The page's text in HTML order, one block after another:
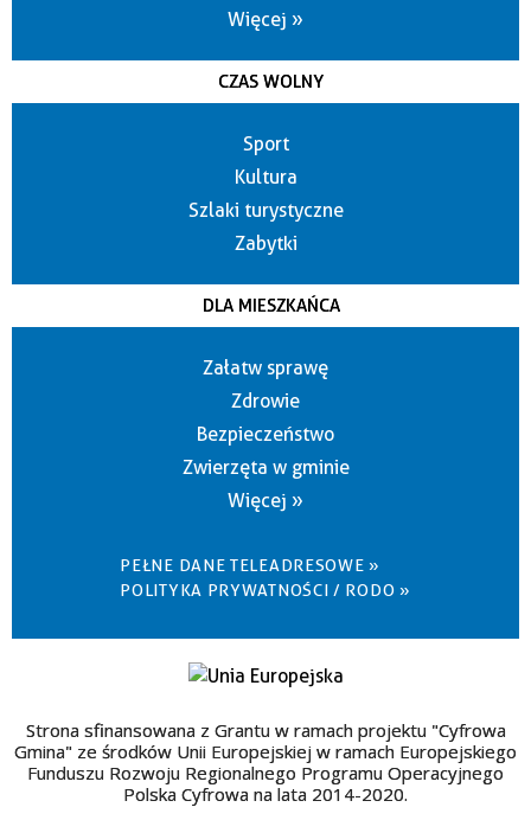
Więcej »
CZAS WOLNY
Sport
Kultura
Szlaki turystyczne
Zabytki
DLA MIESZKAŃCA
Załatw sprawę
Zdrowie
Bezpieczeństwo
Zwierzęta w gminie
Więcej »
PEŁNE DANE TELEADRESOWE »
POLITYKA PRYWATNOŚCI / RODO »
Strona sfinansowana z Grantu w ramach projektu "Cyfrowa
Gmina" ze środków Unii Europejskiej w ramach Europejskiego
Funduszu Rozwoju Regionalnego Programu Operacyjnego
Polska Cyfrowa na lata 2014-2020.